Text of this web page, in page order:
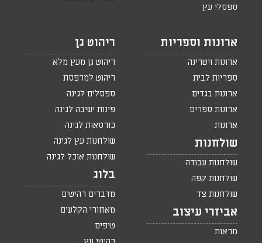
ספסלי עץ
ארונות וספריות
ארונות ויטרינה
ספריות לבית
ארונות בגדים
ארונות ספרים
ארונות
שולחנות
שולחנות עבודה
שולחנות קפה
שולחנות צד
אביזרי עיצוב
מראות
ריהוט גן
ריהוט גן מעץ מלא
ריהוט למרפסת
ספסלים לגינה
פינות ישיבה לגינה
כורסאות לגינה
שולחנות עץ לגינה
שולחנות אוכל לגינה
בלוג
מדברים רהיטים
מאחורי הקלעים
טיפים